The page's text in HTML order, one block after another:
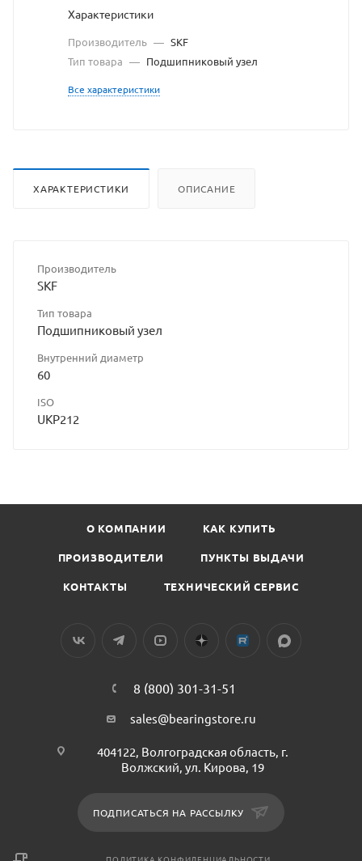
Характеристики
Производитель — SKF
Тип товара — Подшипниковый узел
Все характеристики
ХАРАКТЕРИСТИКИ ОПИСАНИЕ
Производитель
SKF
Тип товара
Подшипниковый узел
Внутренний диаметр
60
ISO
UKP212
О КОМПАНИИ КАК КУПИТЬ
ПРОИЗВОДИТЕЛИ ПУНКТЫ ВЫДАЧИ
КОНТАКТЫ ТЕХНИЧЕСКИЙ СЕРВИС
8 (800) 301-31-51
sales@bearingstore.ru
404122, Волгоградская область, г.
Волжский, ул. Кирова, 19
ПОДПИСАТЬСЯ НА РАССЫЛКУ